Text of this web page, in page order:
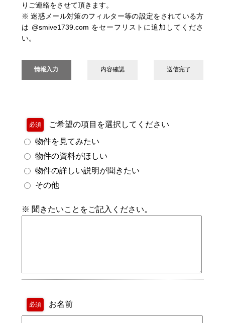
りご連絡をさせて頂きます。
※ 迷惑メール対策のフィルター等の設定をされている方
は @smive1739.com をセーフリストに追加してくださ
い。
情報入力 内容確認 送信完了
必須
ご希望の項目を選択してください
物件を見てみたい
物件の資料がほしい
物件の詳しい説明が聞きたい
その他
※ 聞きたいことをご記入ください。
必須 お名前